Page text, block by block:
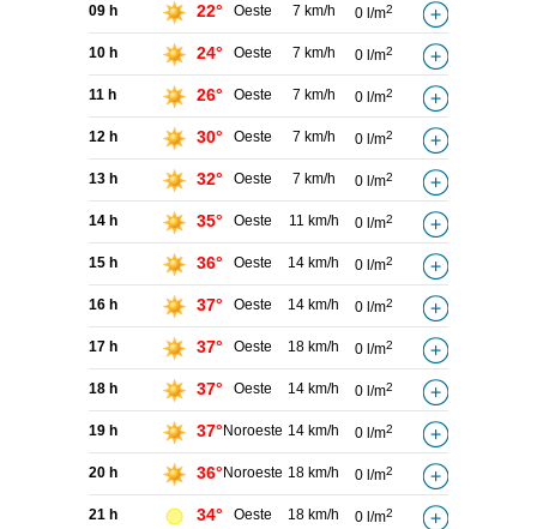
09 h 22° Oeste 7 km/h 0 l/m2
10 h 24° Oeste 7 km/h 0 l/m2
11 h 26° Oeste 7 km/h 0 l/m2
12 h 30° Oeste 7 km/h 0 l/m2
13 h 32° Oeste 7 km/h 0 l/m2
14 h 35° Oeste 11 km/h 0 l/m2
15 h 36° Oeste 14 km/h 0 l/m2
16 h 37° Oeste 14 km/h 0 l/m2
17 h 37° Oeste 18 km/h 0 l/m2
18 h 37° Oeste 14 km/h 0 l/m2
19 h 37° Noroeste 14 km/h 0 l/m2
20 h 36° Noroeste 18 km/h 0 l/m2
21 h 34° Oeste 18 km/h 0 l/m2